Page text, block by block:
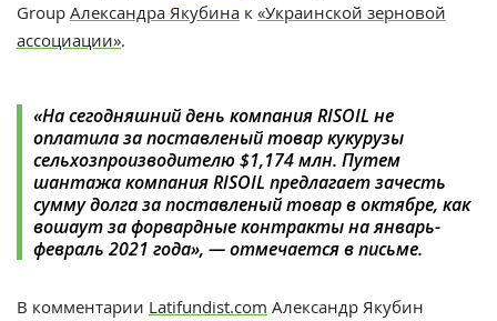
Group Александра Якубина к «Украинской зерновой
ассоциации».
«На сегодняшний день компания RISOIL не
оплатила за поставленый товар кукурузы
сельхозпроизводителю $1,174 млн. Путем
шантажа компания RISOIL предлагает зачесть
сумму долга за поставленый товар в октябре, как
вошаут за форвардные контракты на январь-
февраль 2021 года», — отмечается в письме.
В комментарии Latifundist.com Александр Якубин